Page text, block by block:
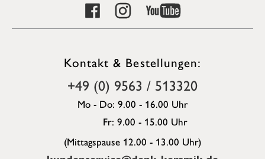
Kontakt & Bestellungen:
+49 (0) 9563 / 513320
Mo - Do: 9.00 - 16.00 Uhr
Fr: 9.00 - 15.00 Uhr
(Mittagspause 12.00 - 13.00 Uhr)